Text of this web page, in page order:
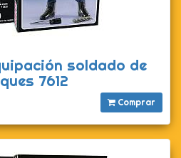
soldado de
7612
Comprar